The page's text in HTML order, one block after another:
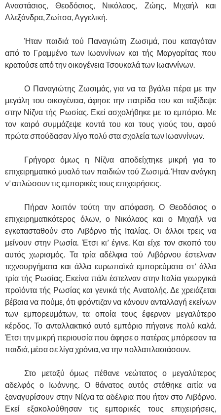
Αναστάσιος, Θεοδόσιος, Νικόλαος, Ζώης, Μιχαήλ και
Αλεξάνδρα, Ζωίτσα, Αγγελική.
Ήταν παιδιά τού Παναγιώτη Ζωσιμά, που καταγόταν
από το Γραμμένο των Ιωαννίνων και τής Μαργαρίτας που
κρατούσε από την οικογένεια Τσουκαλά των Ιωαννίνων.
Ο Παναγιώτης Ζωσιμάς, για να τα βγάλει πέρα με την
μεγάλη του οικογένεια, άφησε την πατρίδα του και ταξίδεψε
στην Νίζνα τής Ρωσίας. Εκεί ασχολήθηκε με το εμπόριο. Με
τον καιρό συμμάζεψε κοντά του και τους γιούς του, αφού
πρώτα σπούδασαν λίγο πολύ στα σχολεία των Ιωαννίνων.
Γρήγορα όμως η Νίζνα αποδείχτηκε μικρή για το
επιχειρηματικό μυαλό των παιδιών τού Ζωσιμά. Ήταν ανάγκη
ν’ απλώσουν τις εμπορικές τους επιχειρήσεις.
Πήραν λοιπόν τούτη την απόφαση. Ο Θεοδόσιος ο
επιχειρηματικότερος όλων, ο Νικόλαος και ο Μιχαήλ να
εγκατασταθούν στο Λιβόρνο τής Ιταλίας. Οι άλλοι τρεις να
μείνουν στην Ρωσία. Έτσι κι’ έγινε. Και είχε τον σκοπό του
αυτός χωρισμός. Τα τρία αδέλφια τού Λιβόρνου έστελναν
τεχνουργήματα και άλλα ευρωπαϊκά εμπορεύματα στ’ άλλα
τρία τής Ρωσίας. Εκείνα πάλι έστελναν στην Ιταλία γεωργικά
προϊόντα τής Ρωσίας και γενικά τής Ανατολής. Δε χρειάζεται
βέβαια να πούμε, ότι φρόντιζαν να κάνουν ανταλλαγή εκείνων
των εμπορευμάτων, τα οποία τους έφερναν μεγαλύτερο
κέρδος. Το ανταλλακτικό αυτό εμπόριο πήγαινε πολύ καλά.
Έτσι την μικρή περιουσία που άφησε ο πατέρας μπόρεσαν τα
παιδιά, μέσα σε λίγα χρόνια, να την πολλαπλασιάσουν.
Στο μεταξύ όμως πέθανε νεώτατος ο μεγαλύτερος
αδελφός ο Ιωάννης. Ο θάνατος αυτός στάθηκε αιτία να
ξαναγυρίσουν στην Νίζνα τα αδέλφια που ήταν στο Λιβόρνο.
Εκεί εξακολούθησαν τις εμπορικές τους επιχειρήσεις,